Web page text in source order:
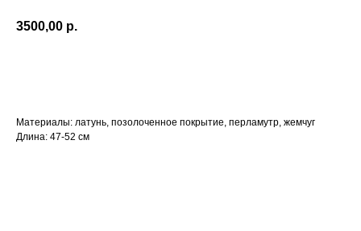
3500,00 р.
Материалы: латунь, позолоченное покрытие, перламутр, жемчуг
Длина: 47-52 см